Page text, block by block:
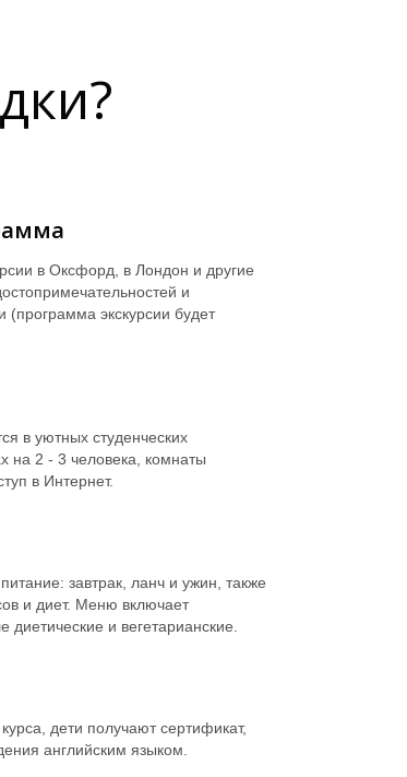
в Оксфорд, в Лондон и другие
и
(программа экскурсии будет
в уютных студенческих
на 2 - 3 человека, комнаты
в Интернет.
завтрак, ланч и ужин, также
и диет. Меню включает
и вегетарианские.
дети получают сертификат,
английским языком.